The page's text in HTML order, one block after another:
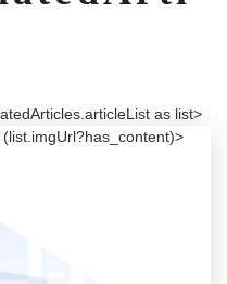
as list>